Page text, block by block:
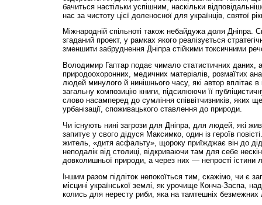
бачиться настільки успішним, наскільки
нас за чистоту цієї доленосної для українців, святої
Міжнародній спільноті також небайдужа доля Дніпра.
згаданий проект, у рамках якого реалізується
зменшити забруднення Дніпра стійкими токсичними
Володимир Гаптар подає чимало статистичних даних,
природоохоронних, медичних матеріалів, розмаїтих
людей минулого й нинішнього часу, які автор вплітає в
загальну композицію книги, підсилюючи її
слово насамперед до сумління співвітчизників, яких
урбанізації, споживацького ставлення до природи.
Чи існують нині загрози для Дніпра, для людей, які
запитує у свого дідуся Максимко, один із героїв
житель, «дитя асфальту», щороку приїжджає він до
неподалік від столиці, відкриваючи там для себе
довколишньої природи, а через них — непрості істини
Іншим разом підліток непокоїться тим, скажімо, чи є
місцині української землі, як урочище Конча-Заспа,
колись для нересту риби, яка на тамтешніх безмежних